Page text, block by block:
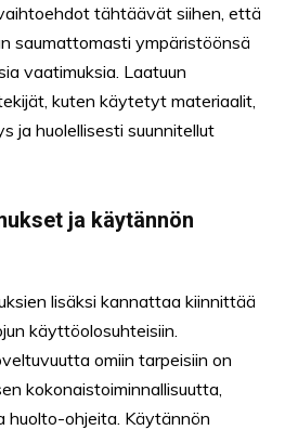
tähtäävät siihen, että
saumattomasti ympäristöönsä
vaatimuksia. Laatuun
kuten käytetyt materiaalit,
ja huolellisesti suunnitellut
ja käytännön
lisäksi kannattaa kiinnittää
käyttöolosuhteisiin.
omiin tarpeisiin on
kokonaistoiminnallisuutta,
huolto-ohjeita. Käytännön